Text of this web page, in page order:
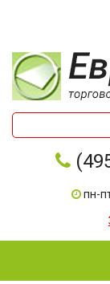
пн-